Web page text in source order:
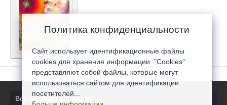
Все последние новости
Политика конфиденциальности
Сайт использует идентификационные файлы
cookies для хранения информации. "Cookies"
представляют собой файлы, которые могут
использоваться сайтом для идентификации
посетителей...